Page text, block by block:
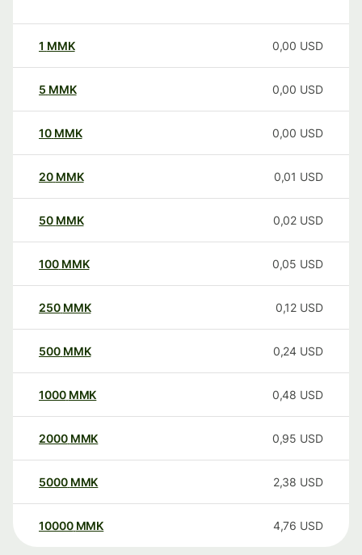
1 MMK 0,00 USD
5 MMK 0,00 USD
10 MMK 0,00 USD
20 MMK 0,01 USD
50 MMK 0,02 USD
100 MMK 0,05 USD
250 MMK 0,12 USD
500 MMK 0,24 USD
1000 MMK 0,48 USD
2000 MMK 0,95 USD
5000 MMK 2,38 USD
10000 MMK 4,76 USD